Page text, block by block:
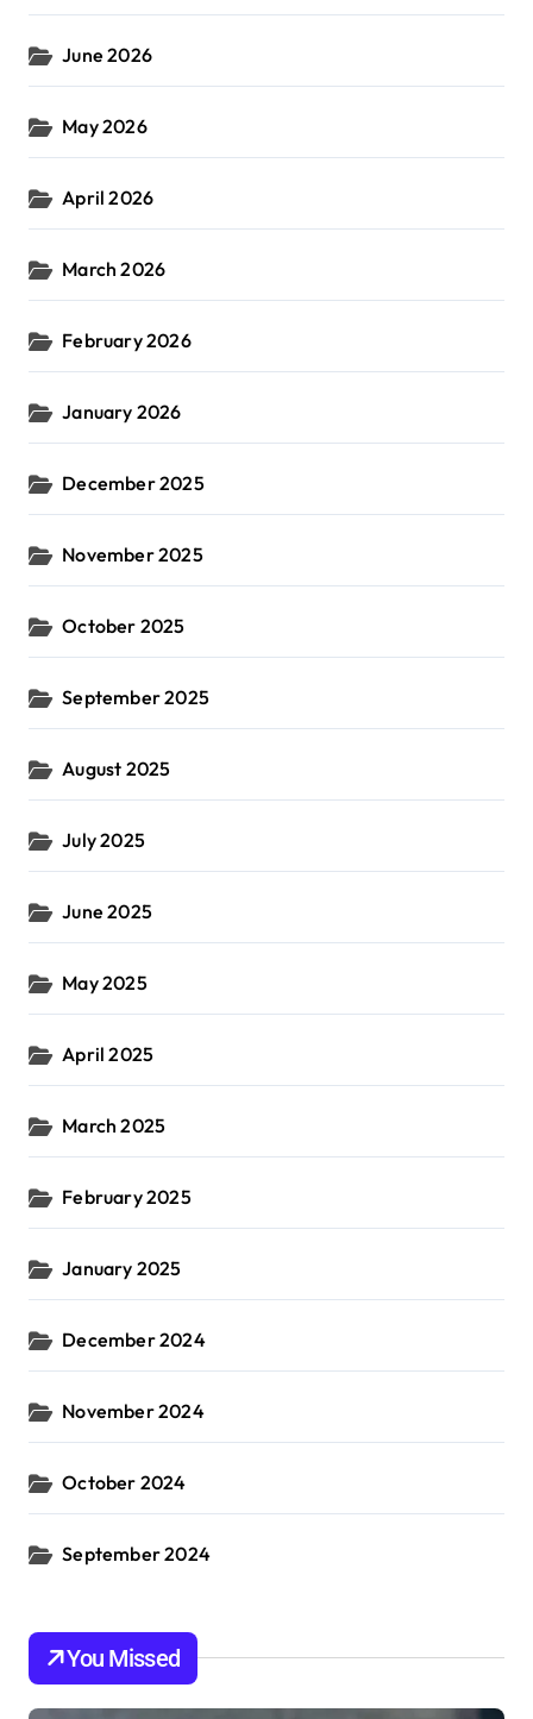
June 2026
May 2026
April 2026
March 2026
February 2026
January 2026
December 2025
November 2025
October 2025
September 2025
August 2025
July 2025
June 2025
May 2025
April 2025
March 2025
February 2025
January 2025
December 2024
November 2024
October 2024
September 2024
You Missed